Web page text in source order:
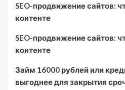
SEO-продвижение сайтов:
контенте
SEO-продвижение сайтов:
контенте
Займ 16000 рублей или
выгоднее для закрытия